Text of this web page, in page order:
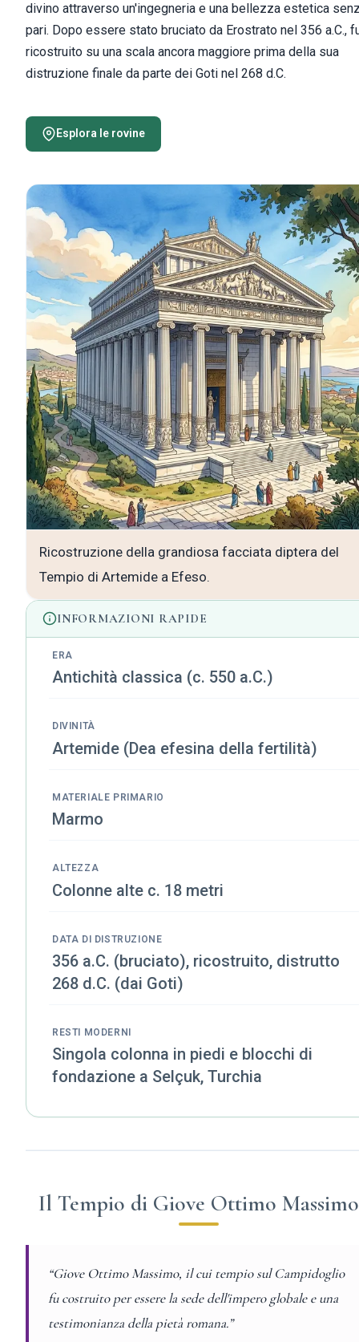
divino attraverso un'ingegneria e una bellezza estetica
pari. Dopo essere stato bruciato da Erostrato nel 356 a.C.,
ricostruito su una scala ancora maggiore prima della sua
distruzione finale da parte dei Goti nel 268 d.C.
Esplora le rovine
Ricostruzione della grandiosa facciata diptera del
Tempio di Artemide a Efeso.
INFORMAZIONI RAPIDE
ERA
Antichità classica (c. 550 a.C.)
DIVINITÀ
Artemide (Dea efesina della fertilità)
MATERIALE PRIMARIO
Marmo
ALTEZZA
Colonne alte c. 18 metri
DATA DI DISTRUZIONE
356 a.C. (bruciato), ricostruito, distrutto
268 d.C. (dai Goti)
RESTI MODERNI
Singola colonna in piedi e blocchi di
fondazione a Selçuk, Turchia
Il Tempio di Giove Ottimo Massimo
“Giove Ottimo Massimo, il cui tempio sul Campidoglio
fu costruito per essere la sede dell'impero globale e una
testimonianza della pietà romana.”